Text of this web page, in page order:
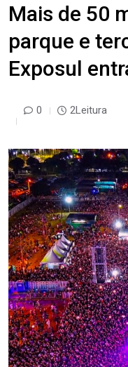
Mais de 50
parque e
Exposul
0 2Leitura